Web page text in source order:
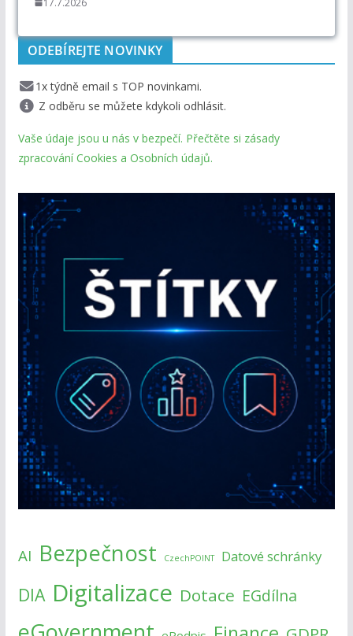
17.7.2026
ODEBÍREJTE NOVINKY
1x týdně email s TOP novinkami.
Z odběru se můžete kdykoli odhlásit.
Vaše údaje jsou u nás v bezpečí. Přečtěte si zásady
zpracování Cookies a Osobních údajů.
AI Bezpečnost CzechPOINT Datové schránky
DIA Digitalizace Dotace EGdílna